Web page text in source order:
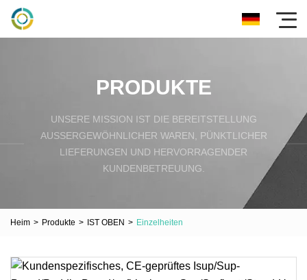
PRODUKTE
UNSERE MISSION IST DIE BEREITSTELLUNG
AUSSERGEWÖHNLICHER WAREN, PÜNKTLICHER L
IEFERUNGEN UND HERVORRAGENDER K
UNDENBETREUUNG.
Heim > Produkte > IST OBEN > Einzelheiten